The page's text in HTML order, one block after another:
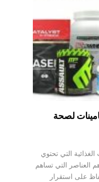
لصحة
التي تحتوي
العناصر التي تساهم
على استقرار